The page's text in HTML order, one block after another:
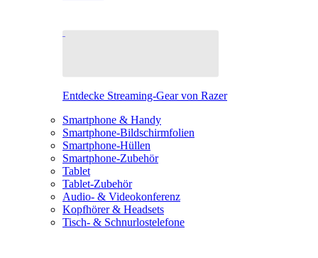
Entdecke Streaming-Gear von Razer
Smartphone & Handy
Smartphone-Bildschirmfolien
Smartphone-Hüllen
Smartphone-Zubehör
Tablet
Tablet-Zubehör
Audio- & Videokonferenz
Kopfhörer & Headsets
Tisch- & Schnurlostelefone